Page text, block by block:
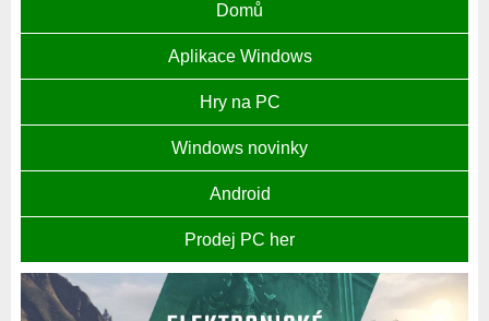
Domů
Aplikace Windows
Hry na PC
Windows novinky
Android
Prodej PC her